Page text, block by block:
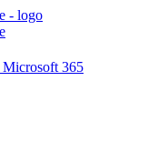
Microsoft 365